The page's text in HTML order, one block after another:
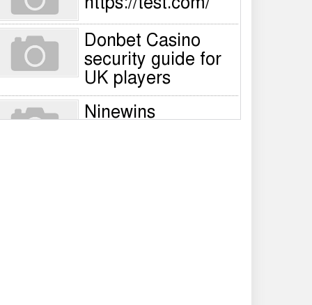
Donbet Casino
security guide for
UK players
Ninewins